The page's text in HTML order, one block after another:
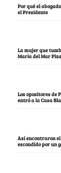
Por qué el
el Presidente
La mujer que
María del Mar
Los opositores de
entró a la Casa
Así encontraron el
escondido por un